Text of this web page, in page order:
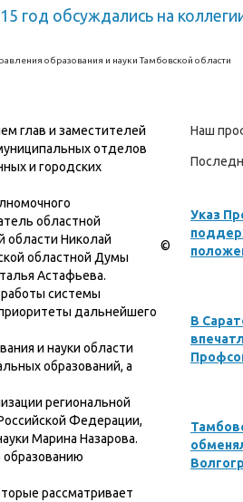
год обсуждались на
образования и науки Тамбовской области
глав и заместителей
отделов
и городских
областной
области Николай
областной Думы
Астафьева.
работы системы
дальнейшего
и науки области
образований, а
региональной
Федерации,
Марина Назарова.
рассматривает
Наш
Указ
В
©